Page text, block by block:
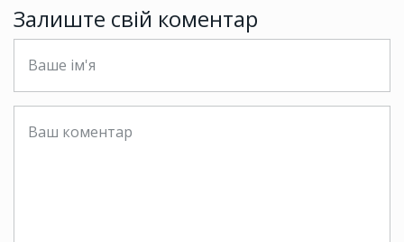
Залиште свій коментар